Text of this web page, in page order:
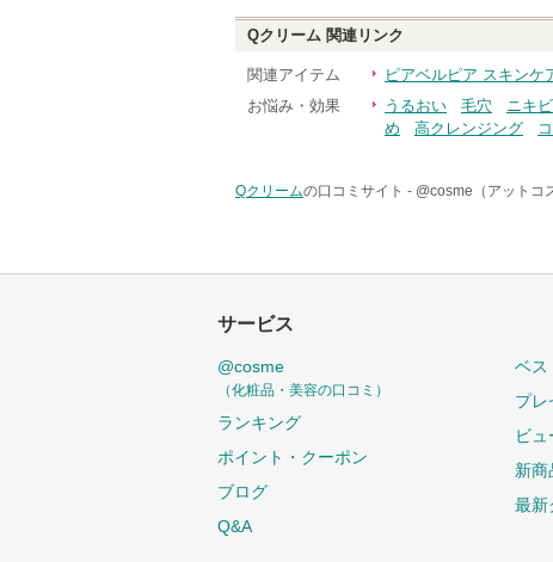
Qクリーム 関連リンク
関連アイテム ピアベルピア スキンケ
お悩み・効果
うるおい 毛穴 ニキビ
め
高クレンジング
Qクリームの口コミサイト - @cosme（アットコ
サービス
@cosme
（化粧品・美容の口コミ）
ランキング
ポイント・クーポン
ブログ
Q&A
ベス
プレ
ビュ
新商
最新